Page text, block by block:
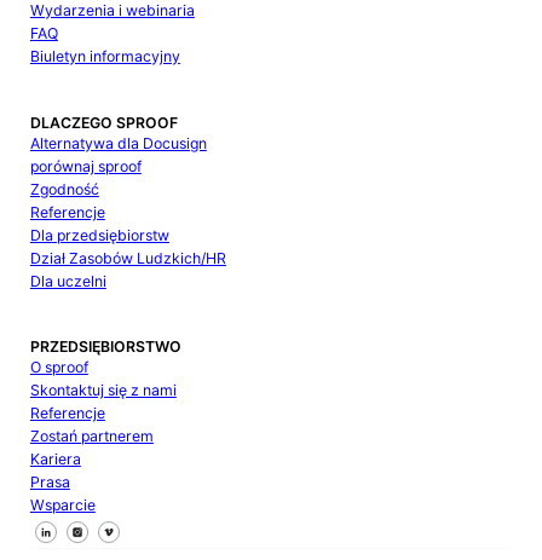
Wydarzenia i webinaria
FAQ
Biuletyn informacyjny
DLACZEGO SPROOF
Alternatywa dla Docusign
porównaj sproof
Zgodność
Referencje
Dla przedsiębiorstw
Dział Zasobów Ludzkich/HR
Dla uczelni
PRZEDSIĘBIORSTWO
O sproof
Skontaktuj się z nami
Referencje
Zostań partnerem
Kariera
Prasa
Wsparcie
Śledź nas na Facebooku
Śledź nas na X
Śledź nas na LinkedIn